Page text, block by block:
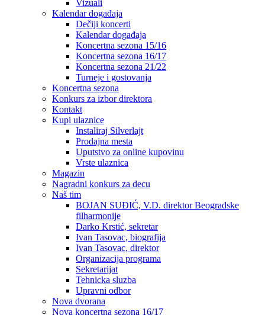
Vizuali
Kalendar događaja
Dečiji koncerti
Kalendar događaja
Koncertna sezona 15/16
Koncertna sezona 16/17
Koncertna sezona 21/22
Turneje i gostovanja
Koncertna sezona
Konkurs za izbor direktora
Kontakt
Kupi ulaznice
Instaliraj Silverlajt
Prodajna mesta
Uputstvo za online kupovinu
Vrste ulaznica
Magazin
Nagradni konkurs za decu
Naš tim
BOJAN SUĐIĆ, V.D. direktor Beogradske
filharmonije
Darko Krstić, sekretar
Ivan Tasovac, biografija
Ivan Tasovac, direktor
Organizacija programa
Sekretarijat
Tehnicka sluzba
Upravni odbor
Nova dvorana
Nova koncertna sezona 16/17